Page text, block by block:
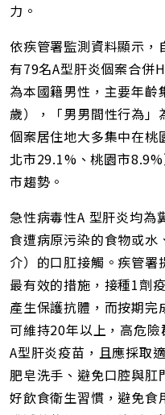
力。
依疾管署監測資料顯示
有79名A型肝炎個案合併
為本國籍男性，主要年
歲），「男男間性行為」
個案居住地大多集中在
北市29.1%、桃園市
市趨勢。
急性病毒性A 型肝炎均為
食遭病原污染的食物或水
介）的口肛接觸。疾管署
最有效的措施，接種1劑
產生保護抗體，而按期完
可維持20年以上，高危
A型肝炎疫苗，且應採取
肥皂洗手、避免口腔與肛
好飲食衛生習慣，避免食